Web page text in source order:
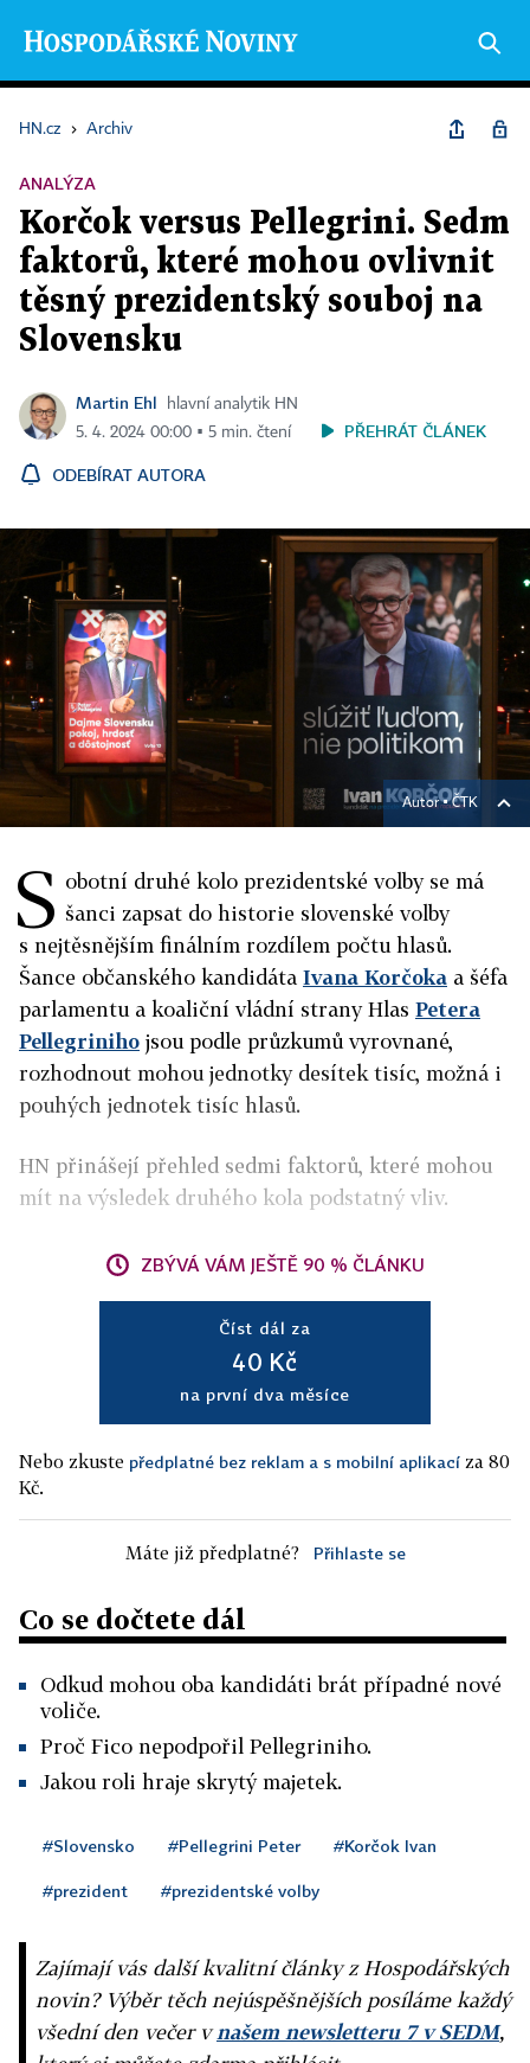
HN.cz › Archiv
ANALÝZA
Korčok versus Pellegrini. Sedm
faktorů, které mohou ovlivnit
těsný prezidentský souboj na
Slovensku
Martin Ehl
hlavní analytik HN
5. 4. 2024 00:00 ▪ 5 min. čtení
PŘEHRÁT ČLÁNEK
ODEBÍRAT AUTORA
Autor ▪ČTK
S obotní druhé kolo prezidentské volby se má
šanci zapsat do historie slovenské volby
s nejtěsnějším finálním rozdílem počtu hlasů.
Šance občanského kandidáta Ivana Korčoka a šéfa
parlamentu a koaliční vládní strany Hlas Petera
Pellegriniho jsou podle průzkumů vyrovnané,
rozhodnout mohou jednotky desítek tisíc, možná i
pouhých jednotek tisíc hlasů.
HN přinášejí přehled sedmi faktorů, které mohou
mít na výsledek druhého kola podstatný vliv.
ZBÝVÁ VÁM JEŠTĚ 90 % ČLÁNKU
Číst dál za
40 Kč
na první dva měsíce
Nebo zkuste předplatné bez reklam a s mobilní aplikací za 80
Kč.
Máte již předplatné? Přihlaste se
Co se dočtete dál
Odkud mohou oba kandidáti brát případné nové
voliče.
Proč Fico nepodpořil Pellegriniho.
Jakou roli hraje skrytý majetek.
#Slovensko #Pellegrini Peter #Korčok Ivan
#prezident #prezidentské volby
Zajímají vás další kvalitní články z Hospodářských
novin? Výběr těch nejúspěšnějších posíláme každý
všední den večer vnašem newsletteru 7 v SEDM,